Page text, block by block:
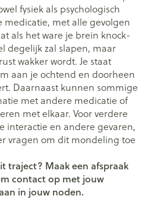
fysiek als psychologisch
met alle gevolgen
als het ware je brein knock-
degelijk zal slapen, maar
wakker wordt. Je staat
aan je ochtend en doorheen
Daarnaast kunnen sommige
met andere medicatie of
met elkaar. Voor verdere
interactie en andere gevaren,
vragen om dit mondeling toe
traject? Maak een afspraak
contact op met jouw
in jouw noden.